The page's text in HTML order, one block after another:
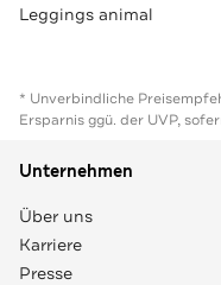
Leggings animal
* Unverbindliche
Ersparnis ggü. der UVP,
Unternehmen
Über uns
Karriere
Presse